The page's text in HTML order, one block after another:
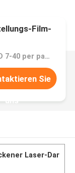
Film-
Preis：USD 7-40 per pack/roll
Sie
uns
Laser-Dar